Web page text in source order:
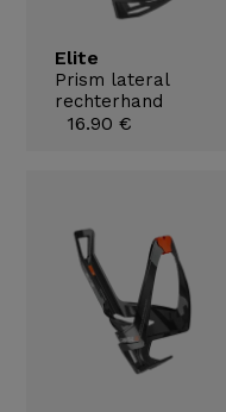
Elite
Prism lateral
rechterhand
16.90 €